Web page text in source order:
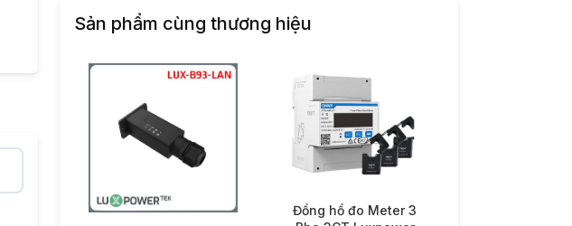
Sản phẩm cùng thương hiệu
Đồng hồ đo Meter 3